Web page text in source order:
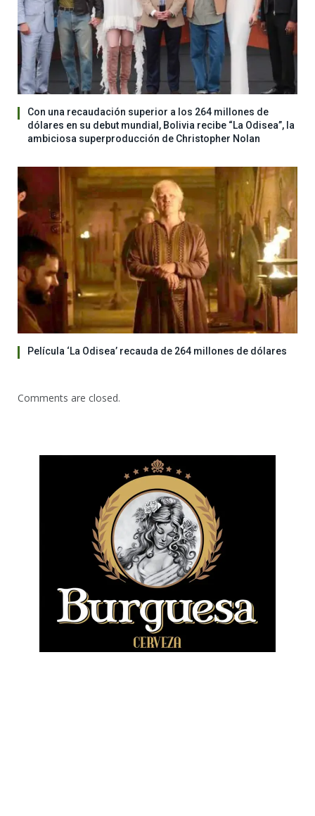
Con una recaudación superior a los 264 millones de
dólares en su debut mundial, Bolivia recibe “La Odisea”, la
ambiciosa superproducción de Christopher Nolan
Película ‘La Odisea’ recauda de 264 millones de dólares
Comments are closed.